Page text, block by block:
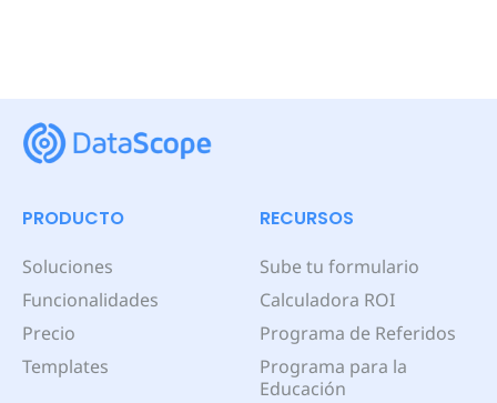
PRODUCTO
Soluciones
Funcionalidades
Precio
Templates
RECURSOS
Sube tu formulario
Calculadora ROI
Programa de Referidos
Programa para la
Educación